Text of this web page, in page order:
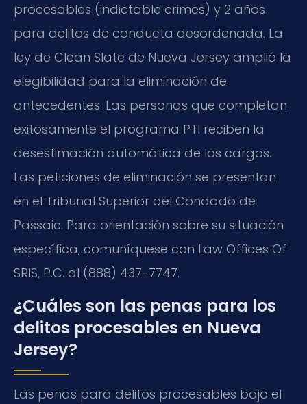
procesables (indictable crimes) y 2 años
para delitos de conducta desordenada. La
ley de Clean Slate de Nueva Jersey amplió la
elegibilidad para la eliminación de
antecedentes. Las personas que completan
exitosamente el programa PTI reciben la
desestimación automática de los cargos.
Las peticiones de eliminación se presentan
en el Tribunal Superior del Condado de
Passaic. Para orientación sobre su situación
específica, comuníquese con Law Offices Of
SRIS, P.C. al (888) 437-7747.
¿Cuáles son las penas para los
delitos procesables en Nueva
Jersey?
Las penas para delitos procesables bajo el